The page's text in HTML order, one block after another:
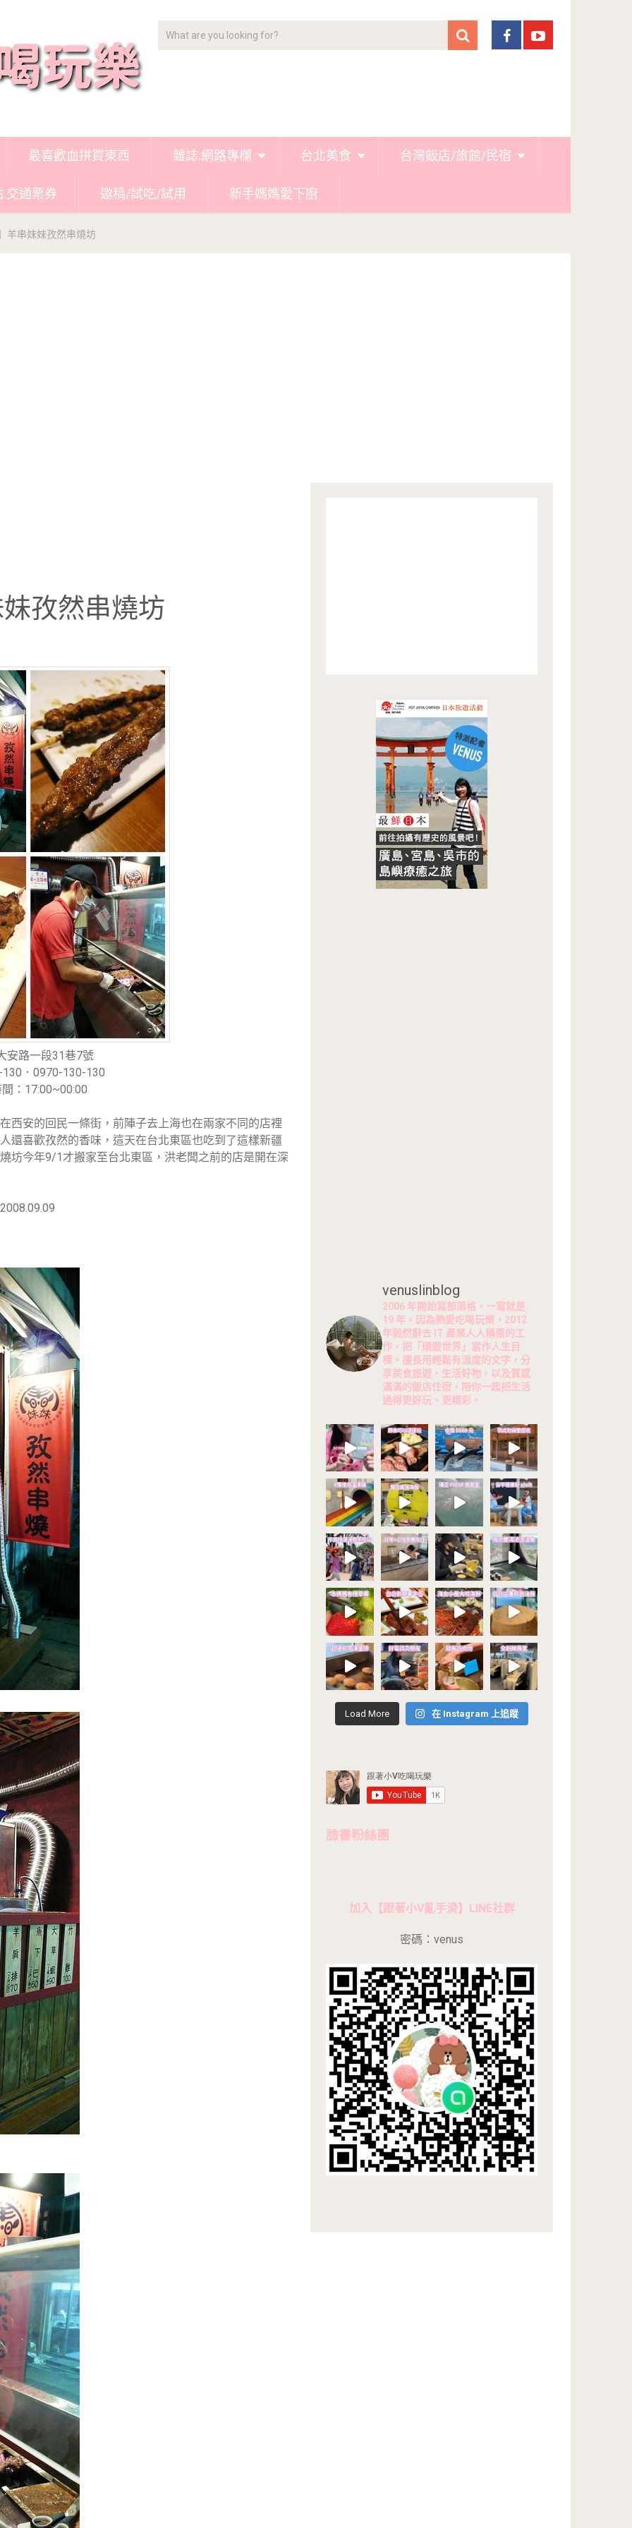
最喜歡血拼買東西 雜誌.網路專欄 台北美食 台灣飯店/旅館/民宿
.交通票券 邀稿/試吃/試用 新手媽媽愛下廚
羊串妹妹孜然串燒坊
孜然串燒坊
安路一段31巷7號
．0970-130-130
：17:00~00:00
西安的回民一條街，前陣子去上海也在兩家不同的店裡
還喜歡孜然的香味，這天在台北東區也吃到了這樣新疆
坊今年9/1才搬家至台北東區，洪老闆之前的店是開在深
2008.09.09
venuslinblog
2006 年開始寫部落格，一寫就是
19 年。因為熱愛吃喝玩樂，2012
年毅然辭去 IT 產業人人稱羨的工
作，把「環遊世界」當作人生目
標。擅長用輕鬆有溫度的文字，分
享美食旅遊、生活好物，以及質感
滿滿的飯店住宿，陪你一起把生活
過得更好玩、更精彩。
Load More 在 Instagram 上追蹤
臉書粉絲團
加入【跟著小V亂手滑】LINE社群
密碼：venus